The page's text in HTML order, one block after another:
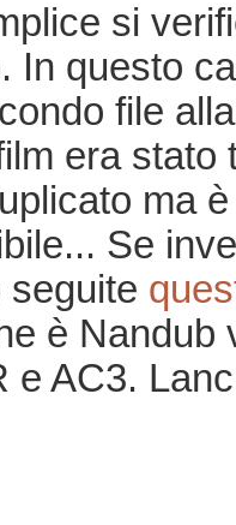
si
In questo
file
era
ma
Se
seguite
è
e AC3.